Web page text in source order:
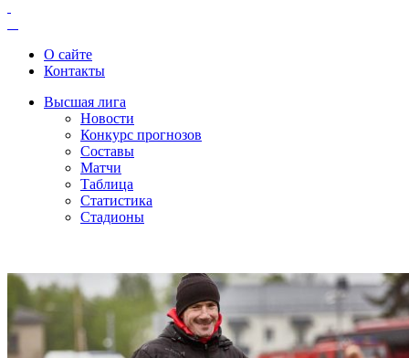
О сайте
Контакты
Высшая лига
Новости
Конкурс прогнозов
Составы
Матчи
Таблица
Статистика
Стадионы